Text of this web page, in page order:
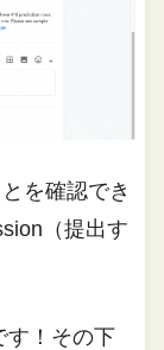
を確認でき
（提出す
す！その下